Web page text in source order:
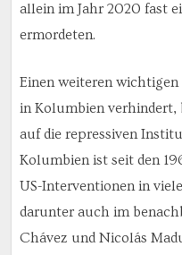
allein im Jahr 2020 fast
ermordeten.
Einen weiteren
in Kolumbien verhindert,
auf die repressiven
Kolumbien ist seit den
US-Interventionen in
darunter auch im
Chávez und Nicolás